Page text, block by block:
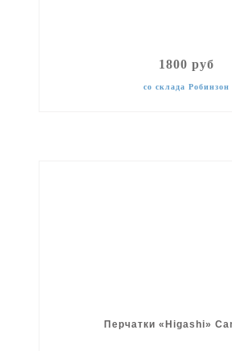
1800 руб
со склада Робинзон
Перчатки «Higashi»